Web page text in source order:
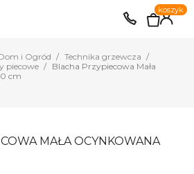
EUR PLN 0
koszyk
i Ogród
Technika grzewcza
piecowe
Blacha Przypiecowa Mała
cm
MAŁA OCYNKOWANA